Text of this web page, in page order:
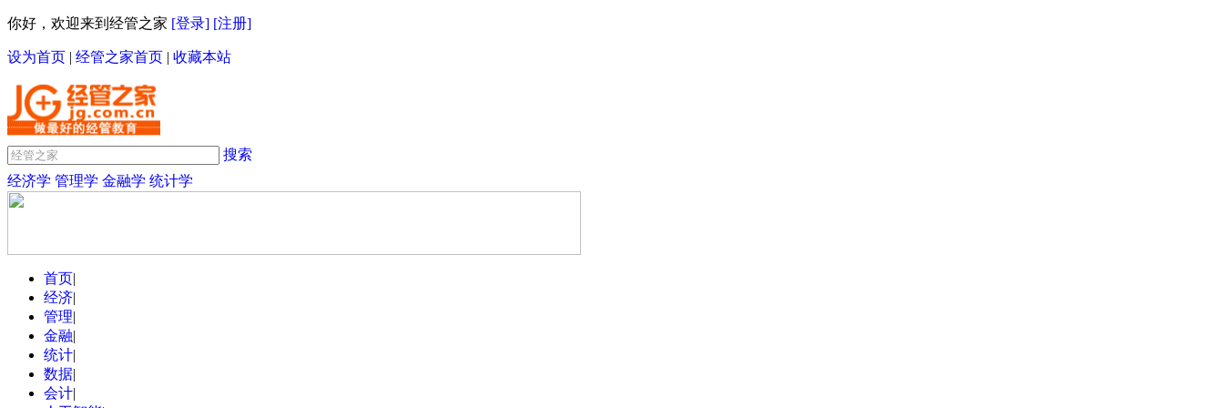
你好，欢迎来到经管之家 [登录] [注册]
设为首页 | 经管之家首页 | 收藏本站
搜索
经济学 管理学 金融学 统计学
首页|
经济|
管理|
金融|
统计|
数据|
会计|